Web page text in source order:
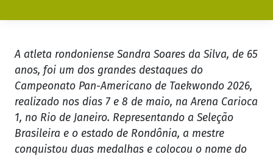
A atleta rondoniense Sandra Soares da Silva, de 65
anos, foi um dos grandes destaques do
Campeonato Pan-Americano de Taekwondo 2026,
realizado nos dias 7 e 8 de maio, na Arena Carioca
1, no Rio de Janeiro. Representando a Seleção
Brasileira e o estado de Rondônia, a mestre
conquistou duas medalhas e colocou o nome do